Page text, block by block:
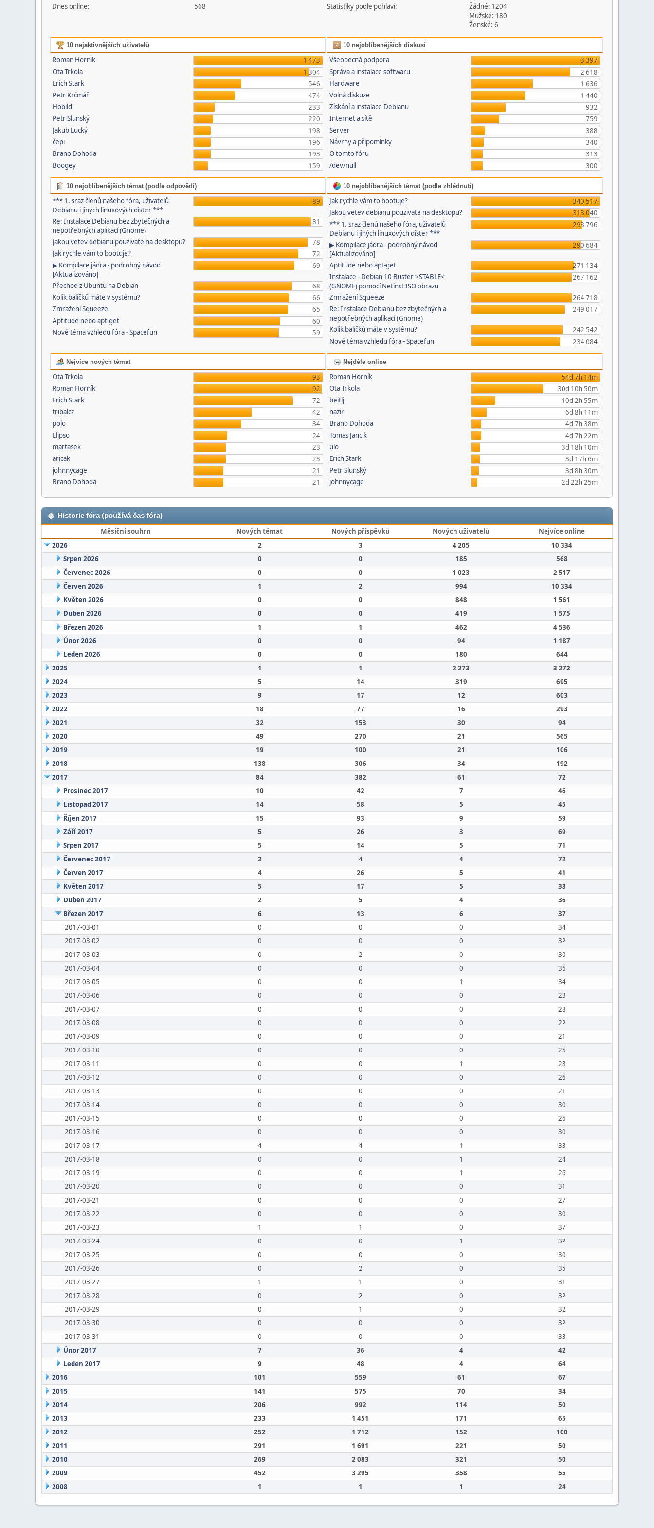
Dnes online: 568 Statistiky podle pohlaví:
Žádné: 1204
Mužské: 180
Ženské: 6
10 nejaktivnějších uživatelů
Roman Horník
1 473
Ota Trkola
1 304
Erich Stark
546
Petr Krčmář
474
Hobild
233
Petr Slunský
220
Jakub Lucký
198
čepi
196
Brano Dohoda
193
Boogey
159
10 nejoblíbenějších diskusí
Všeobecná podpora
3 397
Správa a instalace softwaru
2 618
Hardware
1 636
Volná diskuze
1 440
Získání a instalace Debianu
932
Internet a sítě
759
Server
388
Návrhy a připomínky
340
O tomto fóru
313
/dev/null
300
10 nejoblíbenějších témat (podle odpovědí)
*** 1. sraz členů našeho fóra, uživatelů
Debianu i jiných linuxových dister ***
89
Re: Instalace Debianu bez zbytečných a
nepotřebných aplikací (Gnome)
81
Jakou vetev debianu pouzivate na desktopu?
78
Jak rychle vám to bootuje?
72
▶ Kompilace jádra - podrobný návod
[Aktualizováno]
69
Přechod z Ubuntu na Debian
68
Kolik balíčků máte v systému?
66
Zmražení Squeeze
65
Aptitude nebo apt-get
60
Nové téma vzhledu fóra - Spacefun
59
10 nejoblíbenějších témat (podle zhlédnutí)
Jak rychle vám to bootuje?
340 517
Jakou vetev debianu pouzivate na desktopu?
313 040
*** 1. sraz členů našeho fóra, uživatelů
Debianu i jiných linuxových dister ***
293 796
▶ Kompilace jádra - podrobný návod
[Aktualizováno]
290 684
Aptitude nebo apt-get
271 134
Instalace - Debian 10 Buster >STABLE<
(GNOME) pomocí Netinst ISO obrazu
267 162
Zmražení Squeeze
264 718
Re: Instalace Debianu bez zbytečných a
nepotřebných aplikací (Gnome)
249 017
Kolik balíčků máte v systému?
242 542
Nové téma vzhledu fóra - Spacefun
234 084
Nejvíce nových témat
Ota Trkola
93
Roman Horník
92
Erich Stark
72
tribalcz
42
polo
34
Elipso
24
martasek
23
aricak
23
johnnycage
21
Brano Dohoda
21
Nejdéle online
Roman Horník
54d 7h 14m
Ota Trkola
30d 10h 50m
beitlj
10d 2h 55m
nazir
6d 8h 11m
Brano Dohoda
4d 7h 38m
Tomas Jancik
4d 7h 22m
ulo
3d 18h 10m
Erich Stark
3d 17h 6m
Petr Slunský
3d 8h 30m
johnnycage
2d 22h 25m
Historie fóra (používá čas fóra)
Měsíční souhrn Nových témat Nových příspěvků Nových uživatelů
Nejvíce online
2026
2 3 4 205
10 334
Srpen 2026
0 0 185
568
Červenec 2026
0 0 1 023
2 517
Červen 2026
1 2 994
10 334
Květen 2026
0 0 848
1 561
Duben 2026
0 0 419
1 575
Březen 2026
1 1 462
4 536
Únor 2026
0 0 94
1 187
Leden 2026
0 0 180
644
2025
1 1 2 273
3 272
2024
5 14 319
695
2023
9 17 12
603
2022
18 77 16
293
2021
32 153 30
94
2020
49 270 21
565
2019
19 100 21
106
2018
138 306 34
192
2017
84 382 61
72
Prosinec 2017
10 42 7
46
Listopad 2017
14 58 5
45
Říjen 2017
15 93 9
59
Září 2017
5 26 3
69
Srpen 2017
5 14 5
71
Červenec 2017
2 4 4
72
Červen 2017
4 26 5
41
Květen 2017
5 17 5
38
Duben 2017
2 5 4
36
Březen 2017
6 13 6
37
2017-03-01
0 0 0
34
2017-03-02
0 0 0
32
2017-03-03
0 2 0
30
2017-03-04
0 0 0
36
2017-03-05
0 0 1
34
2017-03-06
0 0 0
23
2017-03-07
0 0 0
28
2017-03-08
0 0 0
22
2017-03-09
0 0 0
21
2017-03-10
0 0 0
25
2017-03-11
0 0 1
28
2017-03-12
0 0 0
26
2017-03-13
0 0 0
21
2017-03-14
0 0 0
30
2017-03-15
0 0 0
26
2017-03-16
0 0 0
30
2017-03-17
4 4 1
33
2017-03-18
0 0 1
24
2017-03-19
0 0 1
26
2017-03-20
0 0 0
31
2017-03-21
0 0 0
27
2017-03-22
0 0 0
30
2017-03-23
1 1 0
37
2017-03-24
0 0 1
32
2017-03-25
0 0 0
30
2017-03-26
0 2 0
35
2017-03-27
1 1 0
31
2017-03-28
0 2 0
32
2017-03-29
0 1 0
32
2017-03-30
0 0 0
32
2017-03-31
0 0 0
33
Únor 2017
7 36 4
42
Leden 2017
9 48 4
64
2016
101 559 61
67
2015
141 575 70
34
2014
206 992 114
50
2013
233 1 451 171
65
2012
252 1 712 152
100
2011
291 1 691 221
50
2010
269 2 083 321
50
2009
452 3 295 358
55
2008
1 1 1 24